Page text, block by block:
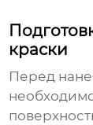
краски
Перед